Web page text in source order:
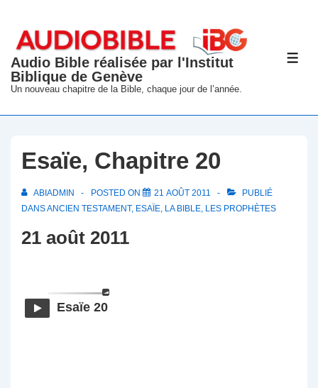
passer
contenu
principal
Audio Bible réalisée par l'Institut
Biblique de Genève
Un nouveau chapitre de la Bible, chaque jour de l’année.
Esaïe, Chapitre 20
ABIADMIN POSTED ON 21 AOÛT 2011
PUBLIÉ
DANSANCIEN TESTAMENT, ESAÏE, LA BIBLE, LES PROPHÈTES
21 août 2011
Esaïe 20